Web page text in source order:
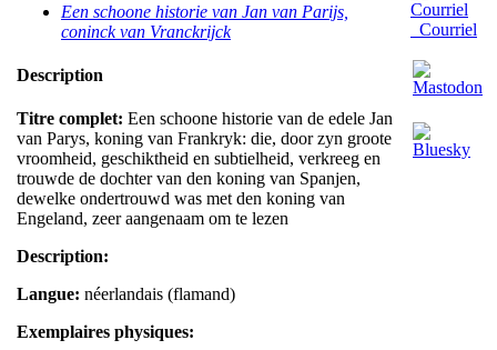
Een schoone historie van Jan van Parijs,
coninck van Vranckrijck
Description
Titre complet: Een schoone historie van de edele Jan
van Parys, koning van Frankryk: die, door zyn groote
vroomheid, geschiktheid en subtielheid, verkreeg en
trouwde de dochter van den koning van Spanjen,
dewelke ondertrouwd was met den koning van
Engeland, zeer aangenaam om te lezen
Description:
Langue: néerlandais (flamand)
Exemplaires physiques:
Courriel